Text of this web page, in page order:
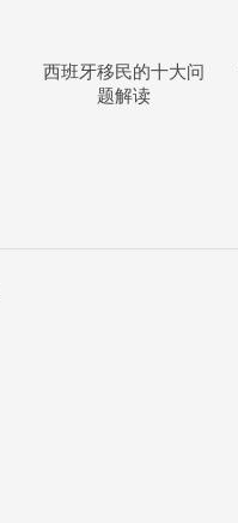
西班牙移民的十大问
题解读